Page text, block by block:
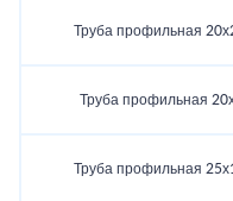
Труба профильная
Труба профильная
Труба профильная